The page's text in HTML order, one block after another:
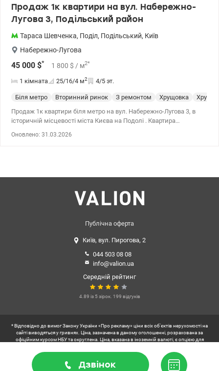
Продаж 1к квартири на вул. Набережно-
Лугова 3, Подільський район
Тараса Шевченка, Поділ, Подільський, Київ
Набережно-Лугова
45 000 $* 1 800 $ / м2*
1 кімната 25/16/4 м2 4/5 эт.
Біля метро Вторинний ринок З ремонтом Хрущовка
Продаж 1к квартири біля метро на вул. Набережно-Лугова 3, в
історичній місцевості міста Києва на Подолі . Квартира
кінотеатр «Жовтень», «Житловий ринок». Зручна транспортна
хвилин. Телефонуйте та приходьте на перегляд. Комісію оплачує
покупець. Ціна 45 000 у.о. 0968144949 Едуард valion.ua/1123296
Оновлено: 31.03.2026
Дзвінок
Публічна оферта
Київ, вул. Пирогова, 2
044 503 08 08
info@valion.ua
Середній рейтинг
4.89 із 5 зірок. 199 відгуків
* Відповідно до вимог Закону України «Про рекламу» ціни всіх об'єктів нерухомості на
сайті виводяться у гривнях. Ціна, зазначена в даному оголошенні, розрахована за
офіційним курсом НБУ та округлена. Ціна, вказана в іноземній валюті, є опцією для
** Користувач коворкінгів VALION